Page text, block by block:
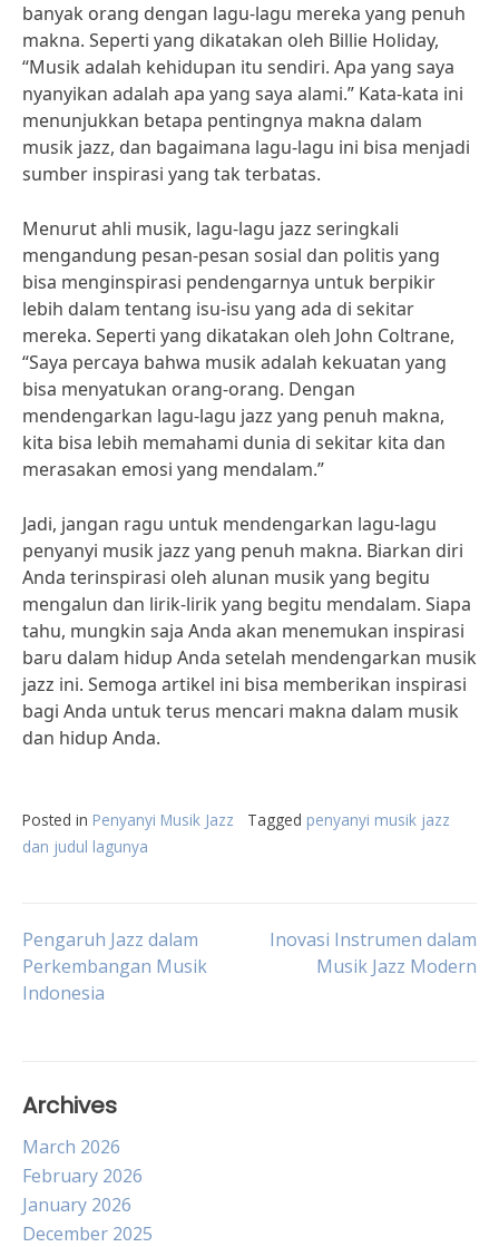
banyak orang dengan lagu-lagu mereka yang penuh
makna. Seperti yang dikatakan oleh Billie Holiday,
“Musik adalah kehidupan itu sendiri. Apa yang saya
nyanyikan adalah apa yang saya alami.” Kata-kata ini
menunjukkan betapa pentingnya makna dalam
musik jazz, dan bagaimana lagu-lagu ini bisa menjadi
sumber inspirasi yang tak terbatas.
Menurut ahli musik, lagu-lagu jazz seringkali
mengandung pesan-pesan sosial dan politis yang
bisa menginspirasi pendengarnya untuk berpikir
lebih dalam tentang isu-isu yang ada di sekitar
mereka. Seperti yang dikatakan oleh John Coltrane,
“Saya percaya bahwa musik adalah kekuatan yang
bisa menyatukan orang-orang. Dengan
mendengarkan lagu-lagu jazz yang penuh makna,
kita bisa lebih memahami dunia di sekitar kita dan
merasakan emosi yang mendalam.”
Jadi, jangan ragu untuk mendengarkan lagu-lagu
penyanyi musik jazz yang penuh makna. Biarkan diri
Anda terinspirasi oleh alunan musik yang begitu
mengalun dan lirik-lirik yang begitu mendalam. Siapa
tahu, mungkin saja Anda akan menemukan inspirasi
baru dalam hidup Anda setelah mendengarkan musik
jazz ini. Semoga artikel ini bisa memberikan inspirasi
bagi Anda untuk terus mencari makna dalam musik
dan hidup Anda.
Posted in Penyanyi Musik Jazz Tagged penyanyi musik jazz
dan judul lagunya
Post
navigation
Pengaruh Jazz dalam
Perkembangan Musik
Indonesia
Inovasi Instrumen dalam
Musik Jazz Modern
Archives
March 2026
February 2026
January 2026
December 2025